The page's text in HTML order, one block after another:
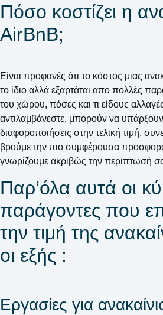
Πόσο κοστίζει η
ΑirΒnΒ;
Είναι προφανές ότι το κόστος μιας
το ίδιο αλλά εξαρτάται απο πολλές
του χώρου, πόσες και τι είδους
αντιλαμβάνεστε, μπορούν να
διαφοροποιήσεις στην τελική τιμή,
βρούμε την πιο συμφέρουσα
γνωρίζουμε ακριβώς την περιπτωσή
Παρ’όλα αυτά οι
παράγοντες που
την τιμή της
οι εξής :
Εργασίες για